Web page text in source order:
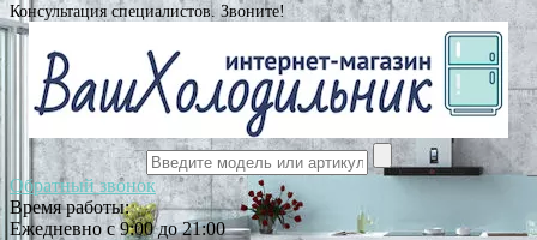
Консультация специалистов. Звоните!
Обратный звонок
Время работы:
Ежедневно с 9:00 до 21:00